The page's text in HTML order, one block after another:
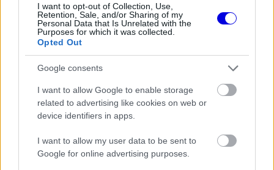
I want to opt-out of Collection, Use,
Retention, Sale, and/or Sharing of my
Personal Data that Is Unrelated with the
Purposes for which it was collected.
Opted Out
Google consents
I want to allow Google to enable storage
related to advertising like cookies on web or
device identifiers in apps.
I want to allow my user data to be sent to
Google for online advertising purposes.
szóval majd kiderül, hogyan alakul. Az előzés
kicsit nehezebb volt, mint amire számítottam, de a
tempónk jó, szóval remélhetőleg vissza tudunk
EZEKET IS AJÁNLJUK
FORMA-1